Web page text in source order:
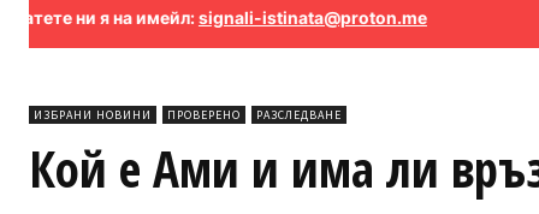
я на имейл:signali-istinata@proton.me
ИЗБРАНИ НОВИНИ ПРОВЕРЕНО РАЗСЛЕДВАНЕ
Кой е Ами и има ли